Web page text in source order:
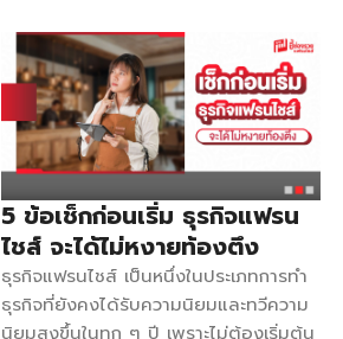
กับแบรนด์ของลูกค้า ผลิตภัณฑ์ของเรามี
มาตรฐานการผลิตระดับสากล และคำนึง
ถึงเรื่องฝุ่นเป็นอย่างมาก เพื่อไม่ให้เกิดการ
ปนเปื้อนในอาหารเมื่อต้องนำไปใช้ ใคร
สนใจนำไปต่อยอดสร้างอาชีพมาพบ DZI
Shop ได้ที่บูธ I43-I44 ในงาน Smart
SME Expo 2025 ณ […]
โดยเฉพาะในกลุ่มวัยรุ่น นักเรียน พนักงาน
ออฟฟิศ และ Ice Station ก็ตอบโจทย์จุด
นี้ได้เป็นอย่างดี คุณแอน พีรญา เจ้าของ
Ice Station แฟรนไชส์ไอศกรีมเกล็ดหิมะ
สตรอว์เบอร์รี่โยเกิร์ต เป็นอดีตพนักงาน
ประจำ แต่อยากมีรายได้เสริมเข้ามาเพราะมี
ลูกคนที่สองแล้ว แต่การเริ่มต้นนั้นไม่ง่าย
เลย จุดเริ่มต้นติดลบเลยก็ว่าได้ ไม่ได้มี
ต้นทุนแบบคนอื่น ไต่เต้าขึ้นมาเรื่อย ๆ กว่า
10 ปี จนตอนนี้มีแฟรนไชส์ไปแล้วกว่า 100
สาขา จุดเริ่มต้นของ Ice Station แรก
5 ข้อเช็กก่อนเริ่ม ธุรกิจแฟรน
ไชส์ จะได้ไม่หงายท้องตึง
ธุรกิจแฟรนไชส์ เป็นหนึ่งในประเภทการทำ
ธุรกิจที่ยังคงได้รับความนิยมและทวีความ
นิยมสูงขึ้นในทุก ๆ ปี เพราะไม่ต้องเริ่มต้น